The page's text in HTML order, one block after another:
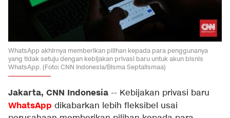
WhatsApp akhirnya memberikan pilihan kepada para penggunanya
yang tidak setuju dengan kebijakan privasi baru untuk akun bisnis
WhatsApp. (Foto: CNN Indonesia/Bisma Septalismaa)
Jakarta, CNN Indonesia -- Kebijakan privasi baru
WhatsApp dikabarkan lebih fleksibel usai